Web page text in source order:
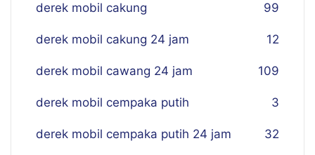
derek mobil cakung 99
derek mobil cakung 24 jam 12
derek mobil cawang 24 jam 109
derek mobil cempaka putih 3
derek mobil cempaka putih 24 jam 32